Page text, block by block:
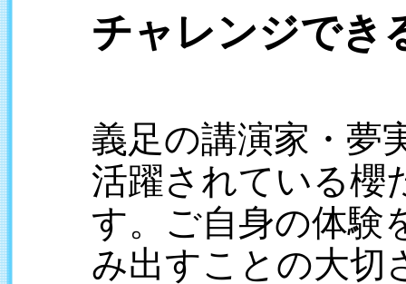
チャレンジでき
義足の講演家・夢
活躍されている櫻
す。 ご自身の体験
み出すことの大切